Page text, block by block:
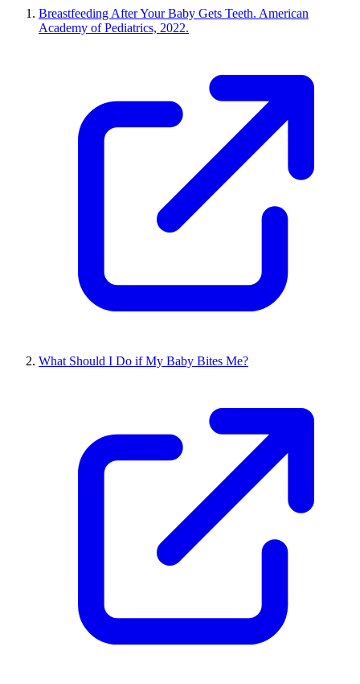
Breastfeeding After Your Baby Gets Teeth. American
Academy of Pediatrics, 2022.
What Should I Do if My Baby Bites Me?